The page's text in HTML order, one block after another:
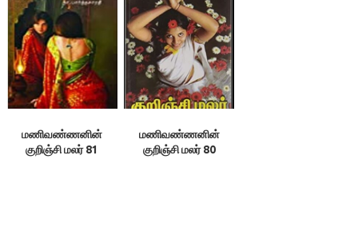
மணிவண்ணனின்
குறிஞ்சி மலர் 81
மணிவண்ணனின்
குறிஞ்சி மலர் 80